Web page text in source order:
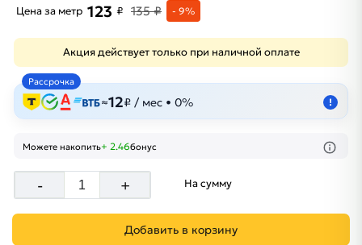
Цена за метр 123 ₽ 135 ₽ - 9%
Акция действует только при наличной оплате
Рассрочка
≈12₽ / мес • 0% !
Можете накопить+ 2.46бонус
- + На сумму
Добавить в корзину